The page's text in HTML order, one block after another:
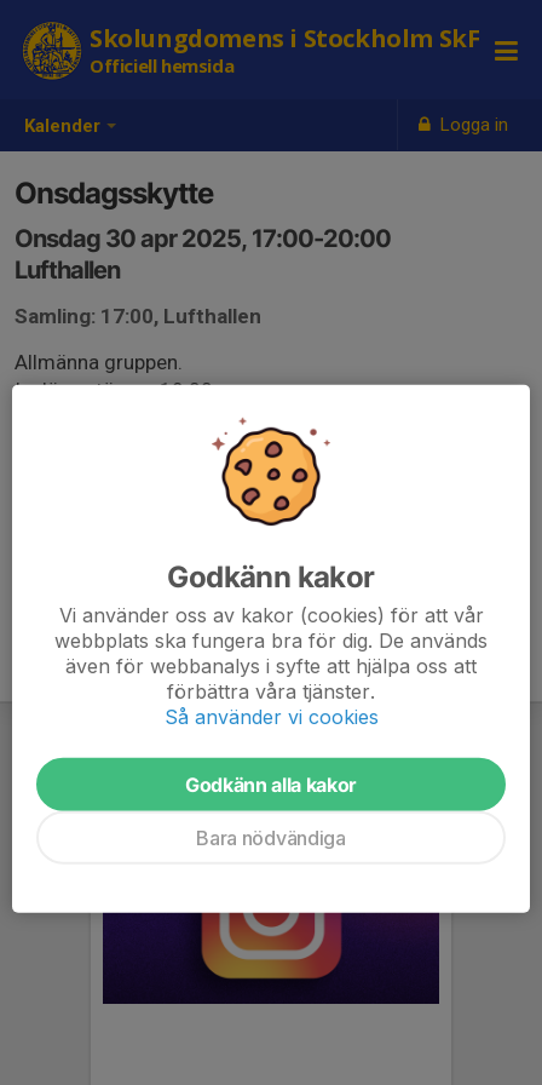
Kalender Logga in
Skolungdomens i Stockholm SkF
Officiell hemsida
Onsdagsskytte
Onsdag 30 apr 2025, 17:00-20:00
Lufthallen
Samling: 17:00, Lufthallen
Allmänna gruppen.
Insläpp stänger 19:00.
Godkänn kakor
Vi använder oss av kakor (cookies) för att vår
webbplats ska fungera bra för dig. De används
även för webbanalys i syfte att hjälpa oss att
förbättra våra tjänster.
Så använder vi cookies
Godkänn alla kakor
Bara nödvändiga